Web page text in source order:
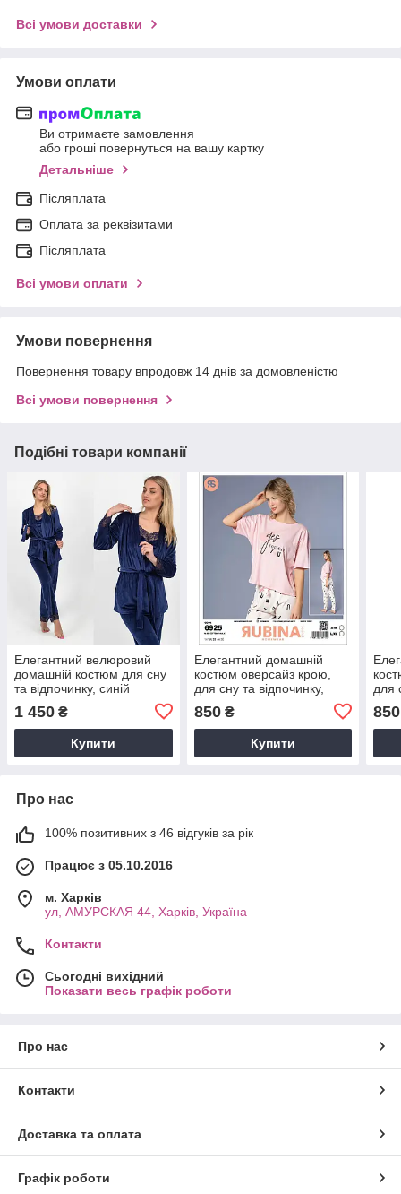
Всі умови доставки
Умови оплати
Ви отримаєте замовлення
або гроші повернуться на вашу картку
Детальніше
Післяплата
Оплата за реквізитами
Післяплата
Всі умови оплати
Умови повернення
Повернення товару впродовж 14 днів за домовленістю
Всі умови повернення
Подібні товари компанії
Елегантний велюровий
домашній костюм для сну
та відпочинку, синій
1 450 ₴
Купити
Елегантний домашній
костюм оверсайз крою,
для сну та відпочинку,
850₴
Купити
для
850
Про нас
100% позитивних з 46 відгуків за рік
Працює з 05.10.2016
м. Харків
ул, АМУРСКАЯ 44, Харків, Україна
Контакти
Сьогодні вихідний
Показати весь графік роботи
Про нас
Контакти
Доставка та оплата
Графік роботи